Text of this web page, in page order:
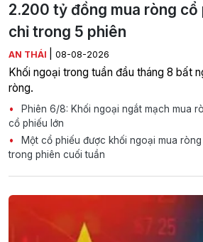
2.200 tỷ đồng mua ròng cổ
chỉ trong 5 phiên
AN THÁI 08-08-2026
Khối ngoại trong tuần đầu tháng 8 bất
ròng.
Phiên 6/8: Khối ngoại ngắt mạch mua
cổ phiếu lớn
Một cổ phiếu được khối ngoại mua
trong phiên cuối tuần